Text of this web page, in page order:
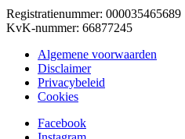
Registratienummer: 000035465689
KvK-nummer: 66877245
Algemene voorwaarden
Disclaimer
Privacybeleid
Cookies
Facebook